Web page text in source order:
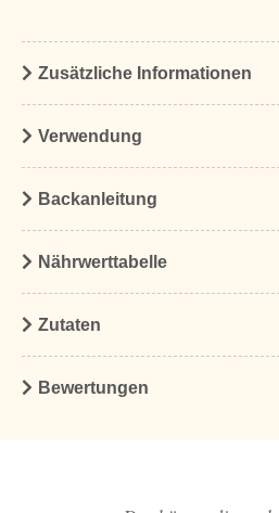
Zusätzliche Informationen
Verwendung
Backanleitung
Nährwerttabelle
Zutaten
Bewertungen